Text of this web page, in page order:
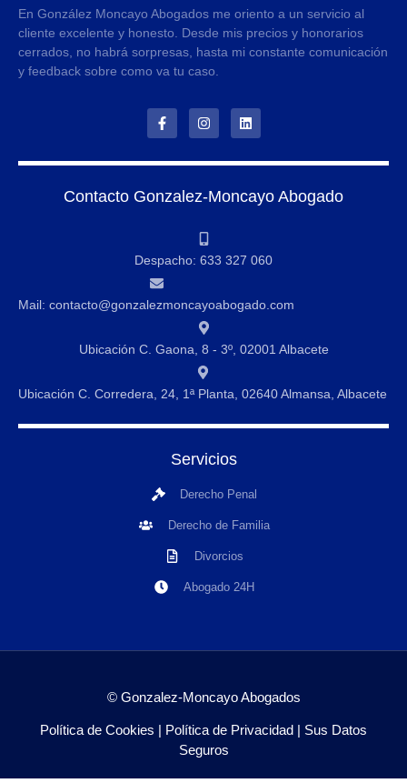
En González Moncayo Abogados me oriento a un servicio al
cliente excelente y honesto. Desde mis precios y honorarios
cerrados, no habrá sorpresas, hasta mi constante comunicación
y feedback sobre como va tu caso.
Contacto Gonzalez-Moncayo Abogado
Despacho: 633 327 060
Mail: contacto@gonzalezmoncayoabogado.com
Ubicación C. Gaona, 8 - 3º, 02001 Albacete
Ubicación C. Corredera, 24, 1ª Planta, 02640 Almansa, Albacete
Servicios
Derecho Penal
Derecho de Familia
Divorcios
Abogado 24H
© Gonzalez-Moncayo Abogados
Política de Cookies | Política de Privacidad | Sus Datos
Seguros